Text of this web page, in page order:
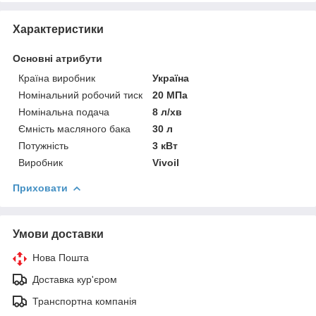
Характеристики
Основні атрибути
Країна виробник
Україна
Номінальний робочий тиск
20 МПа
Номінальна подача
8 л/хв
Ємність масляного бака
30 л
Потужність
3 кВт
Виробник
Vivoil
Приховати
Умови доставки
Нова Пошта
Доставка кур'єром
Транспортна компанія